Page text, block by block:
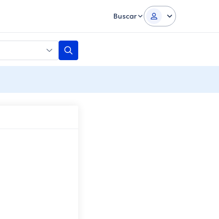
Buscar